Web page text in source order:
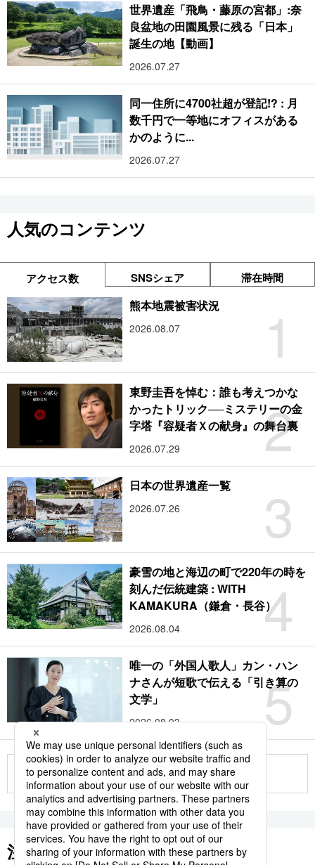
世界遺産「飛鳥・藤原の宮都」:奈
良盆地の田園風景に残る「日本」
誕生の地【動画】
2026.07.27
同一住所に4700社超が登記!? : 月
数千円で一等地にオフィスがある
かのように...
2026.07.27
人気のコンテンツ
アクセス数 SNSシェア 滞在時間
1
熊本地震被害状況
2026.08.07
2
東野圭吾を悼む：誰も考えつかな
かったトリック──ミステリーの金
字塔『容疑者Ｘの献身』の舞台裏
2026.07.29
3
日本の世界遺産一覧
2026.07.26
4
豪雪の地と海辺の町で220年の時を
刻んだ伝統建築 : WITH
KAMAKURA（鎌倉・長谷）
2026.08.04
5
唯一の「外国人歌人」カン・ハン
ナさんが短歌で伝える「引き算の
文学」
2026.08.03
もっと見る
注目のキーワード